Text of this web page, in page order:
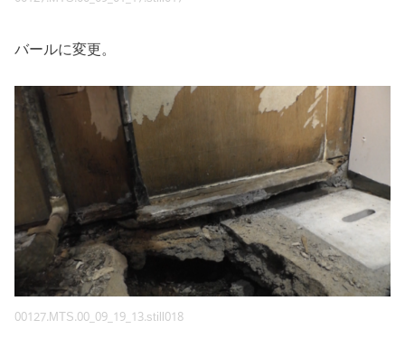
バールに変更。
00127.MTS.00_09_19_13.still018